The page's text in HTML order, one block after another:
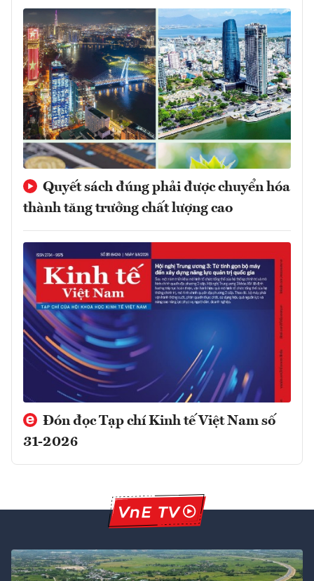
Quyết sách đúng phải được chuyển hóa
thành tăng trưởng chất lượng cao
Đón đọc Tạp chí Kinh tế Việt Nam số
31-2026